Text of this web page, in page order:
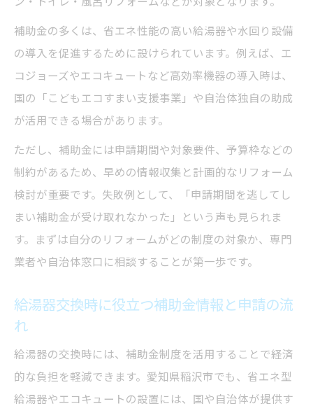
補助金の多くは、省エネ性能の高い給湯器や水回り設備
の導入を促進するために設けられています。例えば、エ
コジョーズやエコキュートなど高効率機器の導入時は、
国の「こどもエコすまい支援事業」や自治体独自の助成
が活用できる場合があります。
ただし、補助金には申請期間や対象要件、予算枠などの
制約があるため、早めの情報収集と計画的なリフォーム
検討が重要です。失敗例として、「申請期間を逃してし
まい補助金が受け取れなかった」という声も見られま
す。まずは自分のリフォームがどの制度の対象か、専門
業者や自治体窓口に相談することが第一歩です。
給湯器交換時に役立つ補助金情報と申請の流
れ
給湯器の交換時には、補助金制度を活用することで経済
的な負担を軽減できます。愛知県稲沢市でも、省エネ型
給湯器やエコキュートの設置には、国や自治体が提供す